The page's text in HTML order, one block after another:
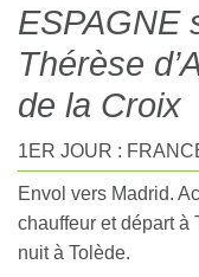
ESPAGNE
Thérèse
de la Croix
1ER JOUR :
Envol vers Madrid.
chauffeur et départ à
nuit à Tolède.